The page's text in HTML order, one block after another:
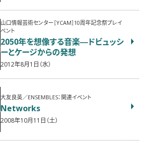
山口情報芸術センター［YCAM］10周年記念祭プレイ
ベント
2050年を想像する音楽―ドビュッシ
ーとケージからの発想
2012年8月1日（水）
大友良英／ENSEMBLES：関連イベント
Networks
2008年10月11日（土）